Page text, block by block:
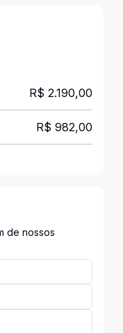
R$ 2.190,00
R$ 982,00
de nossos